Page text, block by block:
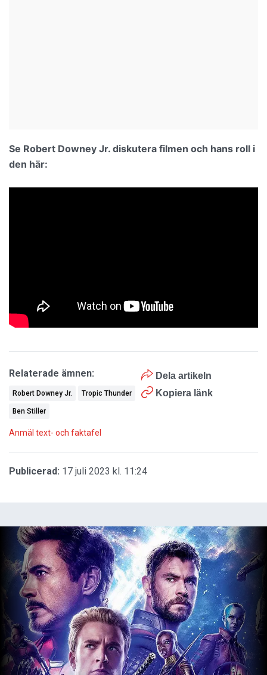
Se Robert Downey Jr. diskutera filmen och hans roll i
den här:
Dela artikeln
Kopiera länk
Relaterade ämnen:
Robert Downey Jr. Tropic Thunder
Ben Stiller
Anmäl text- och faktafel
Publicerad: 17 juli 2023 kl. 11:24